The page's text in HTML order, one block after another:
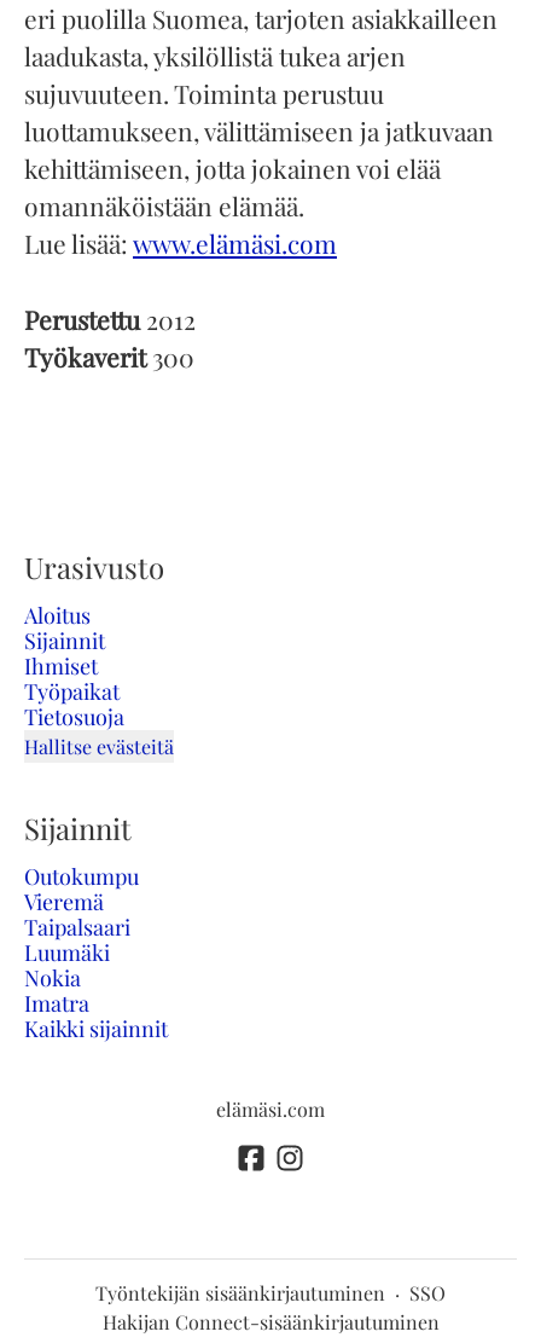
eri puolilla Suomea, tarjoten asiakkailleen
laadukasta, yksilöllistä tukea arjen
sujuvuuteen. Toiminta perustuu
luottamukseen, välittämiseen ja jatkuvaan
kehittämiseen, jotta jokainen voi elää
omannäköistään elämää.
Lue lisää: www.elämäsi.com
Perustettu2012
Työkaverit300
Urasivusto
Aloitus
Sijainnit
Ihmiset
Työpaikat
Tietosuoja
Hallitse evästeitä
Sijainnit
Outokumpu
Vieremä
Taipalsaari
Luumäki
Nokia
Imatra
Kaikki sijainnit
elämäsi.com
Työntekijän sisäänkirjautuminen · SSO
Hakijan Connect-sisäänkirjautuminen